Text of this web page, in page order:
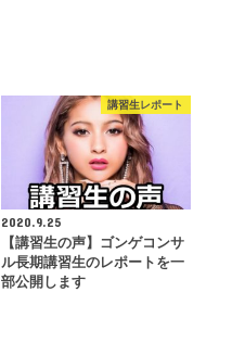
講習生レポート
2020.9.25
【講習生の声】ゴンゲコンサ
ル長期講習生のレポートを一
部公開します